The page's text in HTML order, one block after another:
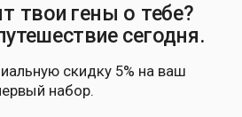
твои гены о тебе?
сегодня.
скидку 5% на ваш
набор.